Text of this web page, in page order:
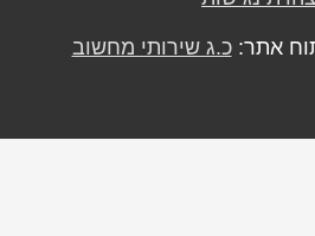
אתר:כ.ג שירותי מחשוב